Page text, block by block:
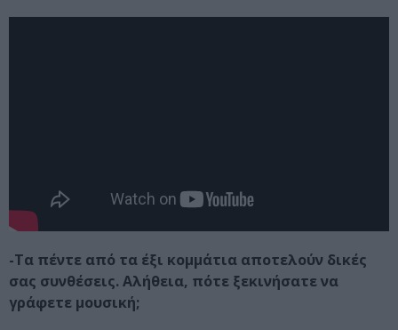
-Τα πέντε από τα έξι κομμάτια αποτελούν δικές
σας συνθέσεις. Αλήθεια, πότε ξεκινήσατε να
γράφετε μουσική;